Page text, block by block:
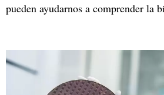
pueden ayudarnos a comprender la